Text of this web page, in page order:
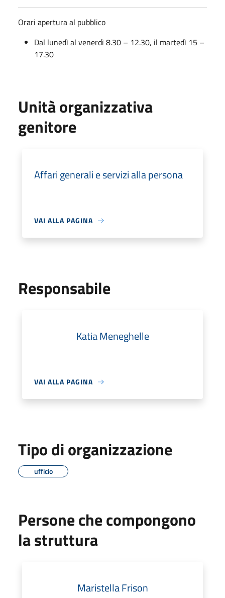
Orari apertura al pubblico
Dal lunedì al venerdì 8.30 – 12.30, il martedì 15 –
17.30
Unità organizzativa
genitore
Affari generali e servizi alla persona
VAI ALLA PAGINA
Responsabile
Katia Meneghelle
VAI ALLA PAGINA
Tipo di organizzazione
ufficio
Persone che compongono
la struttura
Maristella Frison